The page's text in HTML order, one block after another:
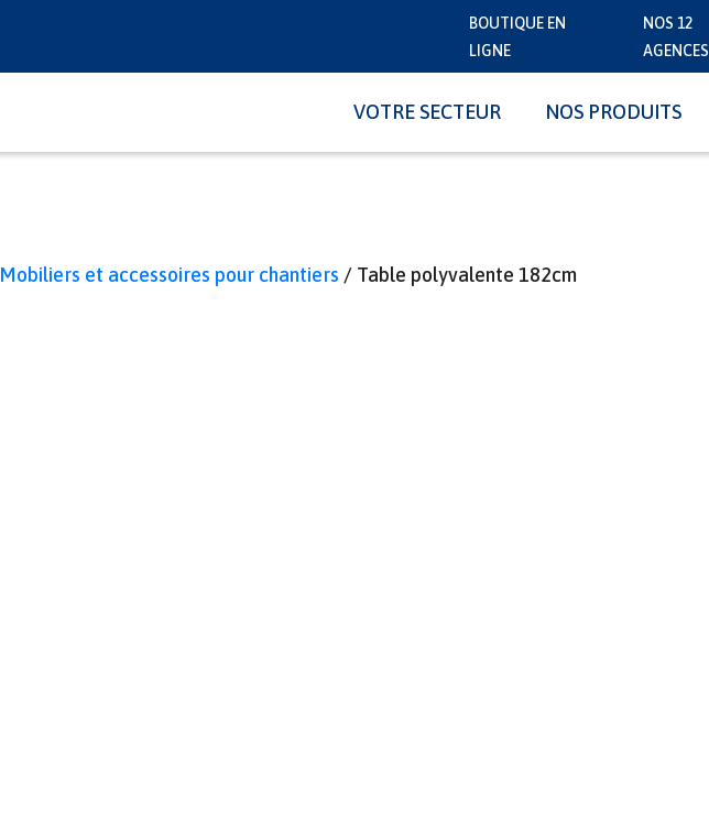
BOUTIQUE EN
LIGNE
NOS 12
AGENCES
VOTRE SECTEUR NOS PRODUITS
Mobiliers et accessoires pour chantiers / Table polyvalente 182cm